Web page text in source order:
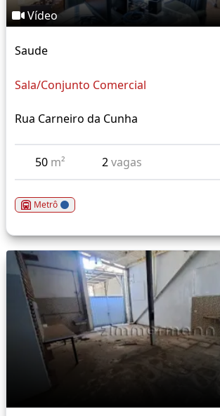
Vídeo
Saude
Sala/Conjunto Comercial
Rua Carneiro da Cunha
50 m² 2vagas
Metrô